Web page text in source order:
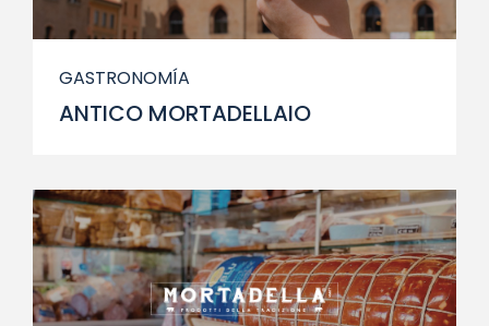
GASTRONOMÍA
ANTICO MORTADELLAIO